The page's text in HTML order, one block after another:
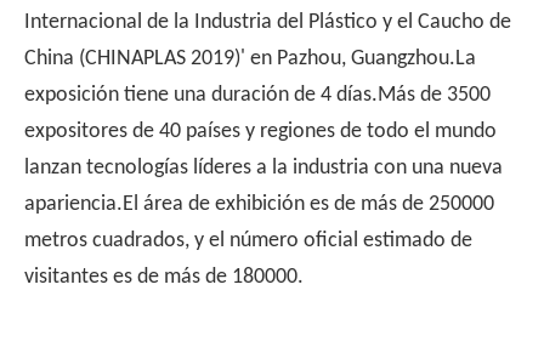
Internacional de la Industria del Plástico y el Caucho de
China (CHINAPLAS 2019)' en Pazhou, Guangzhou.La
exposición tiene una duración de 4 días.Más de 3500
expositores de 40 países y regiones de todo el mundo
lanzan tecnologías líderes a la industria con una nueva
apariencia.El área de exhibición es de más de 250000
metros cuadrados, y el número oficial estimado de
visitantes es de más de 180000.